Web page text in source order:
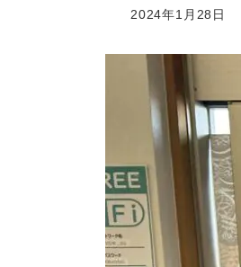
2024年1月28日